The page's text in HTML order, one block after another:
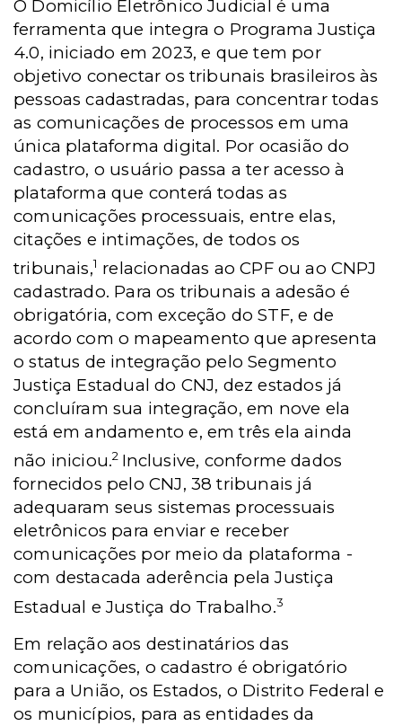
O Domicílio Eletrônico Judicial é uma
ferramenta que integra o Programa Justiça
4.0, iniciado em 2023, e que tem por
objetivo conectar os tribunais brasileiros às
pessoas cadastradas, para concentrar todas
as comunicações de processos em uma
única plataforma digital. Por ocasião do
cadastro, o usuário passa a ter acesso à
plataforma que conterá todas as
comunicações processuais, entre elas,
citações e intimações, de todos os
tribunais,1 relacionadas ao CPF ou ao CNPJ
cadastrado. Para os tribunais a adesão é
obrigatória, com exceção do STF, e de
acordo com o mapeamento que apresenta
o status de integração pelo Segmento
Justiça Estadual do CNJ, dez estados já
concluíram sua integração, em nove ela
está em andamento e, em três ela ainda
não iniciou.2 Inclusive, conforme dados
fornecidos pelo CNJ, 38 tribunais já
adequaram seus sistemas processuais
eletrônicos para enviar e receber
comunicações por meio da plataforma -
com destacada aderência pela Justiça
Estadual e Justiça do Trabalho.3
Em relação aos destinatários das
comunicações, o cadastro é obrigatório
para a União, os Estados, o Distrito Federal e
os municípios, para as entidades da